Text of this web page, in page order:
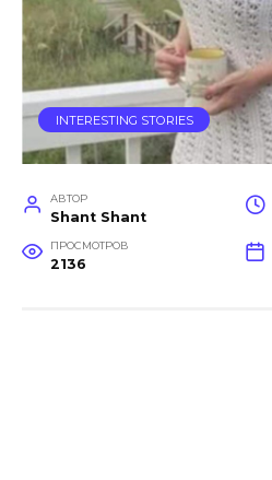
INTERESTING STORIES
АВТОР
Shant Shant
ПРОСМОТРОВ
2136